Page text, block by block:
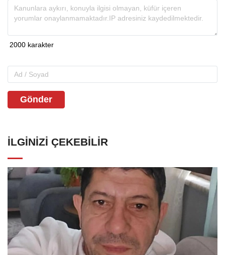
Gönder
İLGINIZI ÇEKEBILIR